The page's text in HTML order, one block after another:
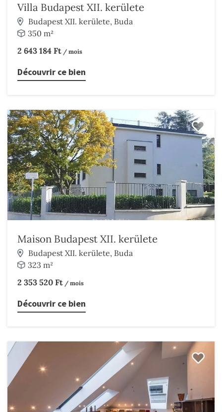
Villa Budapest XII. kerülete
Budapest XII. kerülete, Buda
350 m²
2 643 184 Ft / mois
Découvrir ce bien
Maison Budapest XII. kerülete
Budapest XII. kerülete, Buda
323 m²
2 353 520 Ft / mois
Découvrir ce bien